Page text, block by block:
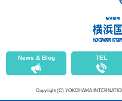
News & Blog TEL
Copyright (C) YOKOHAMA